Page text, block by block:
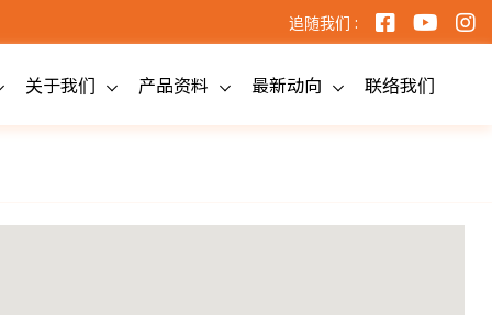
追随我们 :
关于我们 产品资料 最新动向 联络我们